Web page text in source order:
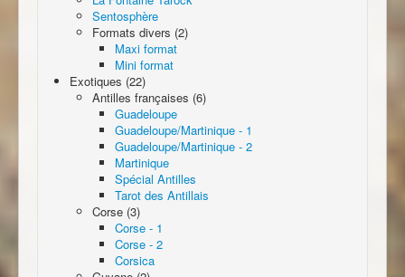
Sentosphère
Formats divers (2)
Maxi format
Mini format
Exotiques (22)
Antilles françaises (6)
Guadeloupe
Guadeloupe/Martinique - 1
Guadeloupe/Martinique - 2
Martinique
Spécial Antilles
Tarot des Antillais
Corse (3)
Corse - 1
Corse - 2
Corsica